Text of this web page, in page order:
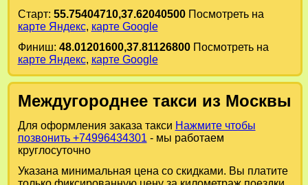
Старт: 55.75404710,37.62040500Посмотреть на
карте Яндекс, карте Google
Финиш: 48.01201600,37.81126800Посмотреть на
карте Яндекс, карте Google
Междугороднее такси из Москвы
Для оформления заказа такси Нажмите чтобы
позвонить +74996434301 - мы работаем
круглосуточно
Указана минимальная цена со скидками. Вы платите